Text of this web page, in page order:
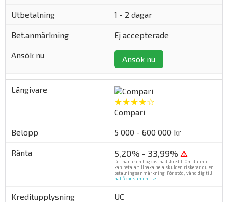
1 - 2 dagar
Ej accepterade
Ansök nu
★★★★☆
Compari
5 000 - 600 000 kr
5,20% - 33,99% ⚠
Det här är en högkostnadskredit. Om du inte
kan betala tillbaka hela skulden riskerar du en
betalningsanmärkning. För stöd, vänd dig till
hallåkonsument.se
UC